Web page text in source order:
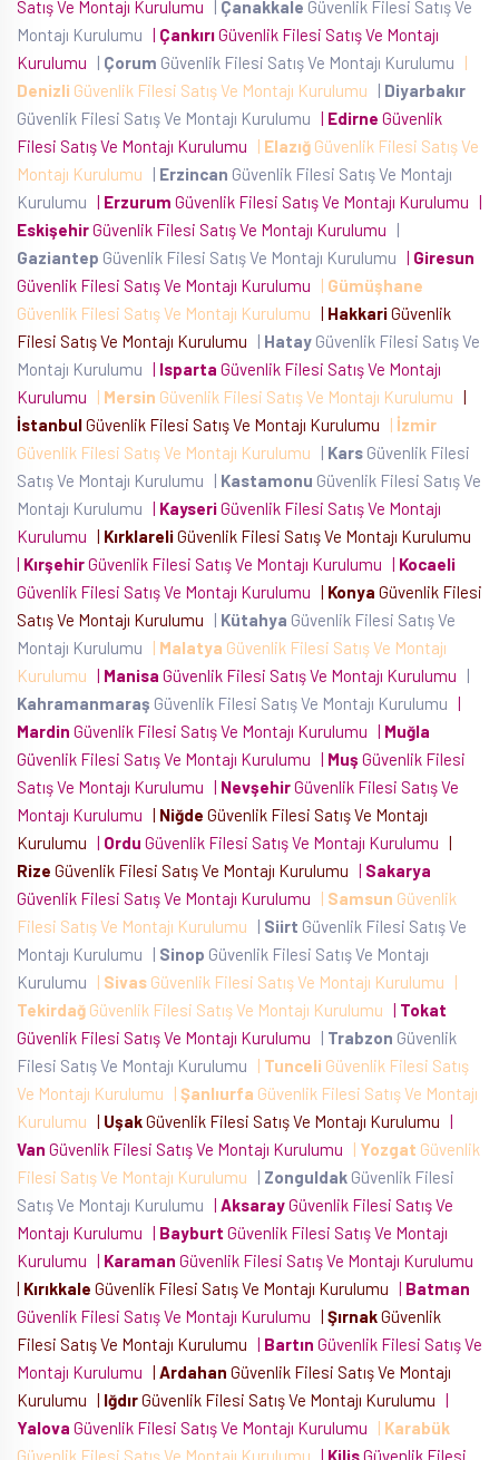
Satış Ve Montajı Kurulumu
Çanakkale Güvenlik Filesi Satış Ve
Montajı Kurulumu
ÇankırıGüvenlik Filesi Satış Ve Montajı
Kurulumu
Çorum Güvenlik Filesi Satış Ve Montajı Kurulumu
Denizli Güvenlik Filesi Satış Ve Montajı Kurulumu
Diyarbakır
Güvenlik Filesi Satış Ve Montajı Kurulumu
Edirne Güvenlik
Filesi Satış Ve Montajı Kurulumu
Elazığ Güvenlik Filesi Satış Ve
Montajı Kurulumu
Erzincan Güvenlik Filesi Satış Ve Montajı
Kurulumu
Erzurum Güvenlik Filesi Satış Ve Montajı Kurulumu
EskişehirGüvenlik Filesi Satış Ve Montajı Kurulumu
Gaziantep Güvenlik Filesi Satış Ve Montajı Kurulumu
Giresun
Güvenlik Filesi Satış Ve Montajı Kurulumu
Gümüşhane
Güvenlik Filesi Satış Ve Montajı Kurulumu
HakkariGüvenlik
Filesi Satış Ve Montajı Kurulumu
Hatay Güvenlik Filesi Satış Ve
Montajı Kurulumu
Isparta Güvenlik Filesi Satış Ve Montajı
Kurulumu
Mersin Güvenlik Filesi Satış Ve Montajı Kurulumu
İstanbulGüvenlik Filesi Satış Ve Montajı Kurulumu
İzmir
Güvenlik Filesi Satış Ve Montajı Kurulumu
Kars Güvenlik Filesi
Satış Ve Montajı Kurulumu
Kastamonu Güvenlik Filesi Satış Ve
Montajı Kurulumu
KayseriGüvenlik Filesi Satış Ve Montajı
Kurulumu
KırklareliGüvenlik Filesi Satış Ve Montajı Kurulumu
KırşehirGüvenlik Filesi Satış Ve Montajı Kurulumu
Kocaeli
Güvenlik Filesi Satış Ve Montajı Kurulumu
Konya Güvenlik Filesi
Satış Ve Montajı Kurulumu
Kütahya Güvenlik Filesi Satış Ve
Montajı Kurulumu
Malatya Güvenlik Filesi Satış Ve Montajı
Kurulumu
Manisa Güvenlik Filesi Satış Ve Montajı Kurulumu
Kahramanmaraş Güvenlik Filesi Satış Ve Montajı Kurulumu
Mardin Güvenlik Filesi Satış Ve Montajı Kurulumu
Muğla
Güvenlik Filesi Satış Ve Montajı Kurulumu
Muş Güvenlik Filesi
Satış Ve Montajı Kurulumu
NevşehirGüvenlik Filesi Satış Ve
Montajı Kurulumu
Niğde Güvenlik Filesi Satış Ve Montajı
Kurulumu
Ordu Güvenlik Filesi Satış Ve Montajı Kurulumu
Rize Güvenlik Filesi Satış Ve Montajı Kurulumu
Sakarya
Güvenlik Filesi Satış Ve Montajı Kurulumu
Samsun Güvenlik
Filesi Satış Ve Montajı Kurulumu
Siirt Güvenlik Filesi Satış Ve
Montajı Kurulumu
Sinop Güvenlik Filesi Satış Ve Montajı
Kurulumu
Sivas Güvenlik Filesi Satış Ve Montajı Kurulumu
Tekirdağ Güvenlik Filesi Satış Ve Montajı Kurulumu
Tokat
Güvenlik Filesi Satış Ve Montajı Kurulumu
Trabzon Güvenlik
Filesi Satış Ve Montajı Kurulumu
Tunceli Güvenlik Filesi Satış
Ve Montajı Kurulumu
Şanlıurfa Güvenlik Filesi Satış Ve Montajı
Kurulumu
UşakGüvenlik Filesi Satış Ve Montajı Kurulumu
Van Güvenlik Filesi Satış Ve Montajı Kurulumu Yozgat Güvenlik
Filesi Satış Ve Montajı Kurulumu
Zonguldak Güvenlik Filesi
Satış Ve Montajı Kurulumu
AksarayGüvenlik Filesi Satış Ve
Montajı Kurulumu
Bayburt Güvenlik Filesi Satış Ve Montajı
Kurulumu
Karaman Güvenlik Filesi Satış Ve Montajı Kurulumu
Kırıkkale Güvenlik Filesi Satış Ve Montajı Kurulumu
Batman
Güvenlik Filesi Satış Ve Montajı Kurulumu
ŞırnakGüvenlik
Filesi Satış Ve Montajı Kurulumu
Bartın Güvenlik Filesi Satış Ve
Montajı Kurulumu
Ardahan Güvenlik Filesi Satış Ve Montajı
Kurulumu
IğdırGüvenlik Filesi Satış Ve Montajı Kurulumu
Yalova Güvenlik Filesi Satış Ve Montajı Kurulumu
Karabük
Güvenlik Filesi Satış Ve Montajı Kurulumu
KilisGüvenlik Filesi